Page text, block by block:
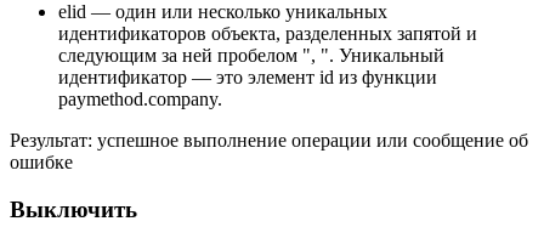
elid — один или несколько уникальных
идентификаторов объекта, разделенных запятой и
следующим за ней пробелом ", ". Уникальный
идентификатор — это элемент id из функции
paymethod.company.
Результат: успешное выполнение операции или сообщение об
ошибке
Выключить